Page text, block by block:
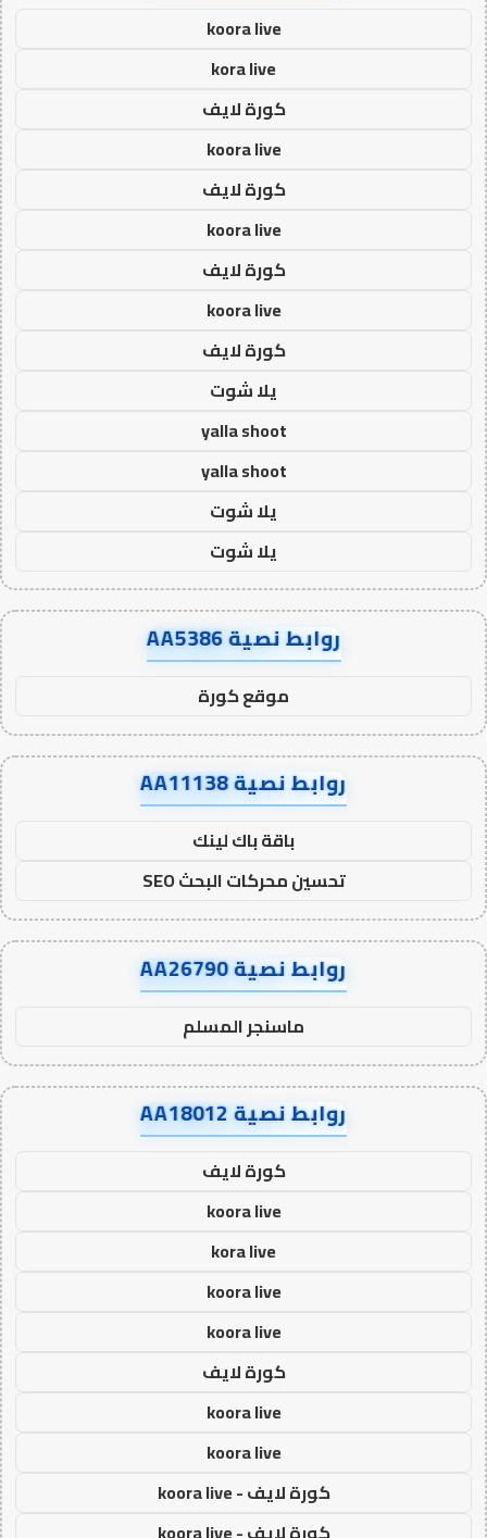
koora live
kora live
كورة لايف
koora live
كورة لايف
koora live
كورة لايف
koora live
كورة لايف
يلا شوت
yalla shoot
yalla shoot
يلا شوت
يلا شوت
روابط نصية AA5386
موقع كورة
روابط نصية AA11138
باقة باك لينك
تحسين محركات البحث SEO
روابط نصية AA26790
ماسنجر المسلم
روابط نصية AA18012
كورة لايف
koora live
kora live
koora live
koora live
كورة لايف
koora live
koora live
كورة لايف - koora live